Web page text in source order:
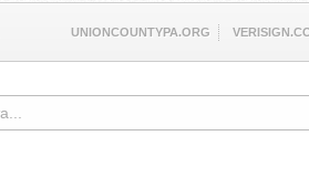
UNIONCOUNTYPA.ORG